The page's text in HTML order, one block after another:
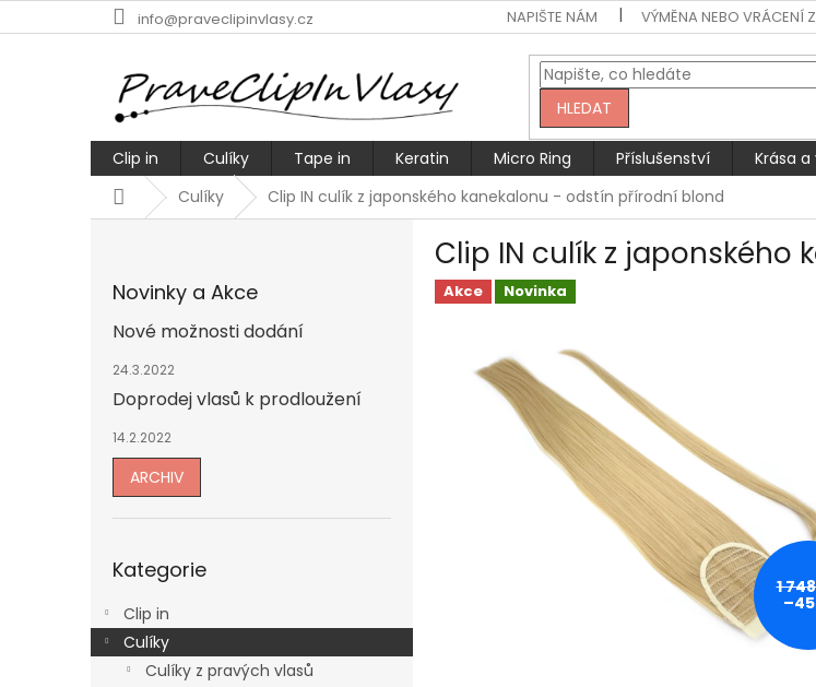
na
info@praveclipinvlasy.cz NAPIŠTE NÁM VÝMĚNA NEBO VRÁCENÍ
HLEDAT
Clip in Culíky Tape in Keratin Micro Ring Příslušenství Krása a
DomůCulíky Clip IN culík z japonského kanekalonu - odstín přírodní blond
Novinky a Akce
Nové možnosti dodání
24.3.2022
Doprodej vlasů k prodloužení
14.2.2022
ARCHIV
kategorie
Kategorie
Clip in
Culíky
Culíky z pravých vlasů
Clip IN culík z
Akce Novinka
1
–45